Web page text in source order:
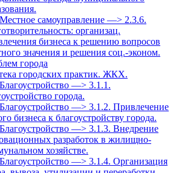
самоуправление —> 2.3.6.
организац.
бизнеса к решению вопросов
значения и решения соц.-эконом.
города
городских практик. ЖКХ.
—> 3.1.1.
города.
—> 3.1.2. Привлечение
бизнеса к благоустройству города.
—> 3.1.3. Внедрение
разработок в жилищно-
хозяйстве.
—> 3.1.4. Организация